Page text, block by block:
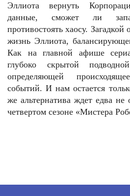
Эллиота вернуть
данные, сможет ли
противостоять хаосу. Загадкой
жизнь Эллиота,
Как на главной афише
глубоко скрытой
определяющей
событий. И нам остается
же альтернатива ждет едва
четвертом сезоне «Мистера